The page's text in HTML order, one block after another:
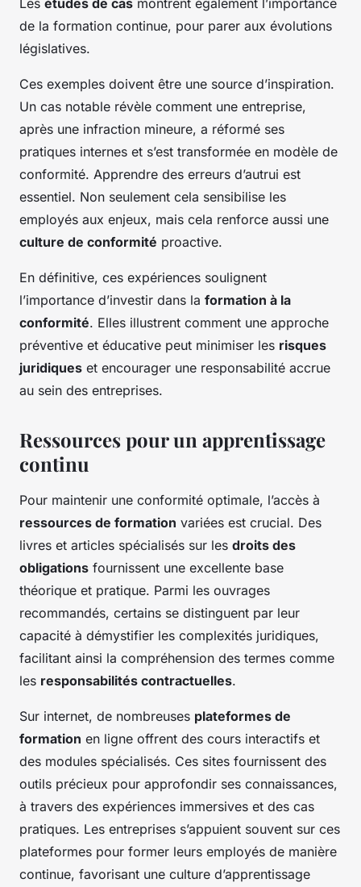
de la formation continue, pour parer aux évolutions
législatives.
Ces exemples doivent être une source d’inspiration.
Un cas notable révèle comment une entreprise,
après une infraction mineure, a réformé ses
pratiques internes et s’est transformée en modèle de
conformité. Apprendre des erreurs d’autrui est
essentiel. Non seulement cela sensibilise les
employés aux enjeux, mais cela renforce aussi une
culture de conformité proactive.
En définitive, ces expériences soulignent
l’importance d’investir dans la formation à la
conformité. Elles illustrent comment une approche
préventive et éducative peut minimiser les risques
juridiques et encourager une responsabilité accrue
au sein des entreprises.
Ressources pour un apprentissage
continu
Pour maintenir une conformité optimale, l’accès à
ressources de formation variées est crucial. Des
livres et articles spécialisés sur les droits des
obligations fournissent une excellente base
théorique et pratique. Parmi les ouvrages
recommandés, certains se distinguent par leur
capacité à démystifier les complexités juridiques,
facilitant ainsi la compréhension des termes comme
les responsabilités contractuelles.
Sur internet, de nombreuses plateformes de
formation en ligne offrent des cours interactifs et
des modules spécialisés. Ces sites fournissent des
outils précieux pour approfondir ses connaissances,
à travers des expériences immersives et des cas
pratiques. Les entreprises s’appuient souvent sur ces
plateformes pour former leurs employés de manière
continue, favorisant une culture d’apprentissage